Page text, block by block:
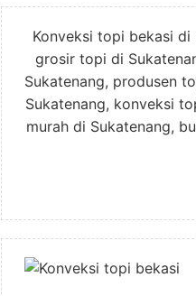
Konveksi topi bekasi
grosir topi di
Sukatenang, produsen
Sukatenang, konveksi
murah di Sukatenang,